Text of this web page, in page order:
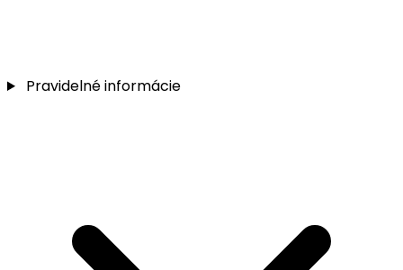
Pravidelné informácie